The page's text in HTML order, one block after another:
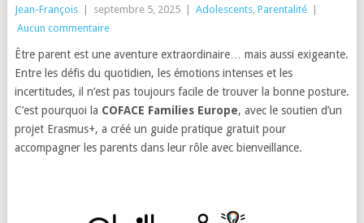
Jean-François septembre 5, 2025 Adolescents, Parentalité
Aucun commentaire
Être parent est une aventure extraordinaire… mais aussi exigeante.
Entre les défis du quotidien, les émotions intenses et les
incertitudes, il n’est pas toujours facile de trouver la bonne posture.
C’est pourquoi la COFACE Families Europe, avec le soutien d’un
projet Erasmus+, a créé un guide pratique gratuit pour
accompagner les parents dans leur rôle avec bienveillance.